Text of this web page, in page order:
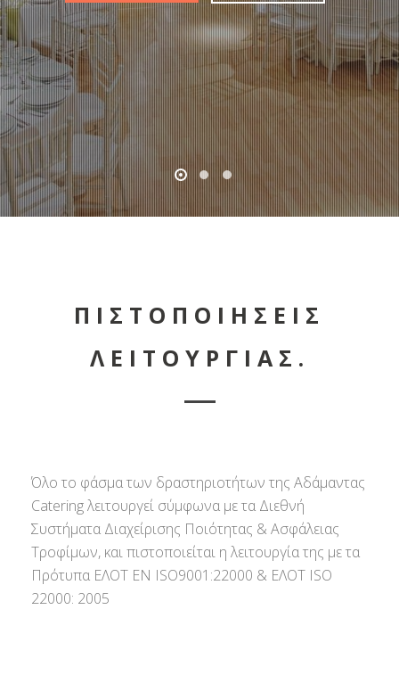
ΠΙΣΤΟΠΟΙΗΣΕΙΣ
ΛΕΙΤΟΥΡΓΙΑΣ.
Όλο το φάσμα των δραστηριοτήτων της Αδάμαντας
Catering λειτουργεί σύμφωνα με τα Διεθνή
Συστήματα Διαχείρισης Ποιότητας & Ασφάλειας
Τροφίμων, και πιστοποιείται η λειτουργία της με τα
Πρότυπα ΕΛΟΤ ΕΝ ISO9001:22000 & ΕΛΟΤ ISO
22000: 2005